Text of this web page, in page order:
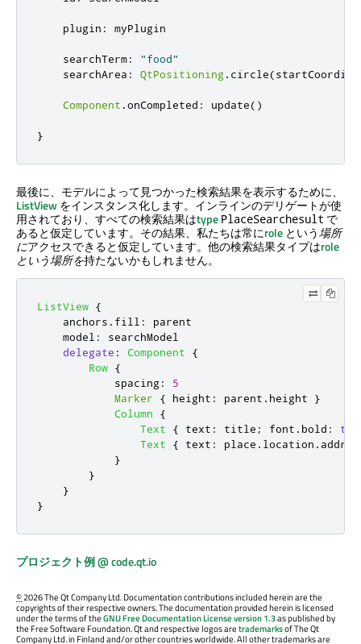
plugin : myPlugin
searchTerm:
"food"
searchArea : QtPositioning. circle(
Component .onCompleted : update()
}
最後に、モデルによって見つかった検索結果を表示するために、
ListViewをインスタンス化します。インラインのデリゲートが使
用されており、すべての検索結果はtype PlaceSearchesult で
あると仮定しています。その結果、私たちは常にrole という場所
にアクセスできると仮定しています。他の検索結果タイプはrole
という場所を持たないかもしれません。
ListView {
anchors . fill :
parent
model :
searchModel
delegate : Component
{
Row {
spacing:
5
Marker
{ height : parent . height
}
Column
{
Text
{ text : title ; font . bold :
Text
{ text : place . location .
}
}
}
}
プロジェクト例 @ code.qt.io
©2026 The Qt Company Ltd. Documentation contributions included herein are the
copyrights of their respective owners. The documentation provided herein is licensed
under the terms of theGNU Free Documentation License version 1.3as published by
the Free Software Foundation. Qt and respective logos aretrademarksof The Qt
Company Ltd. in Finland and/or other countries worldwide. All other trademarks are